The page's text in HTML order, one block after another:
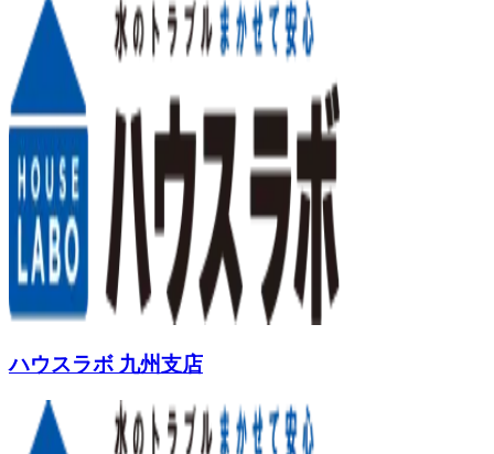
ハウスラボ 九州支店